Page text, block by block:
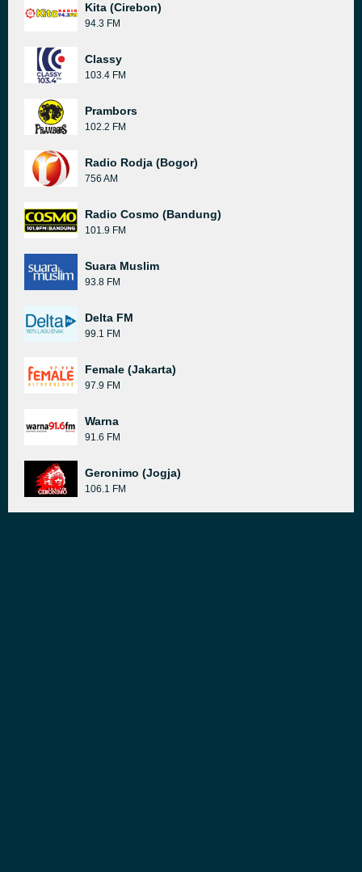
Kita (Cirebon)
94.3 FM
Classy
103.4 FM
Prambors
102.2 FM
Radio Rodja (Bogor)
756 AM
Radio Cosmo (Bandung)
101.9 FM
Suara Muslim
93.8 FM
Delta FM
99.1 FM
Female (Jakarta)
97.9 FM
Warna
91.6 FM
Geronimo (Jogja)
106.1 FM